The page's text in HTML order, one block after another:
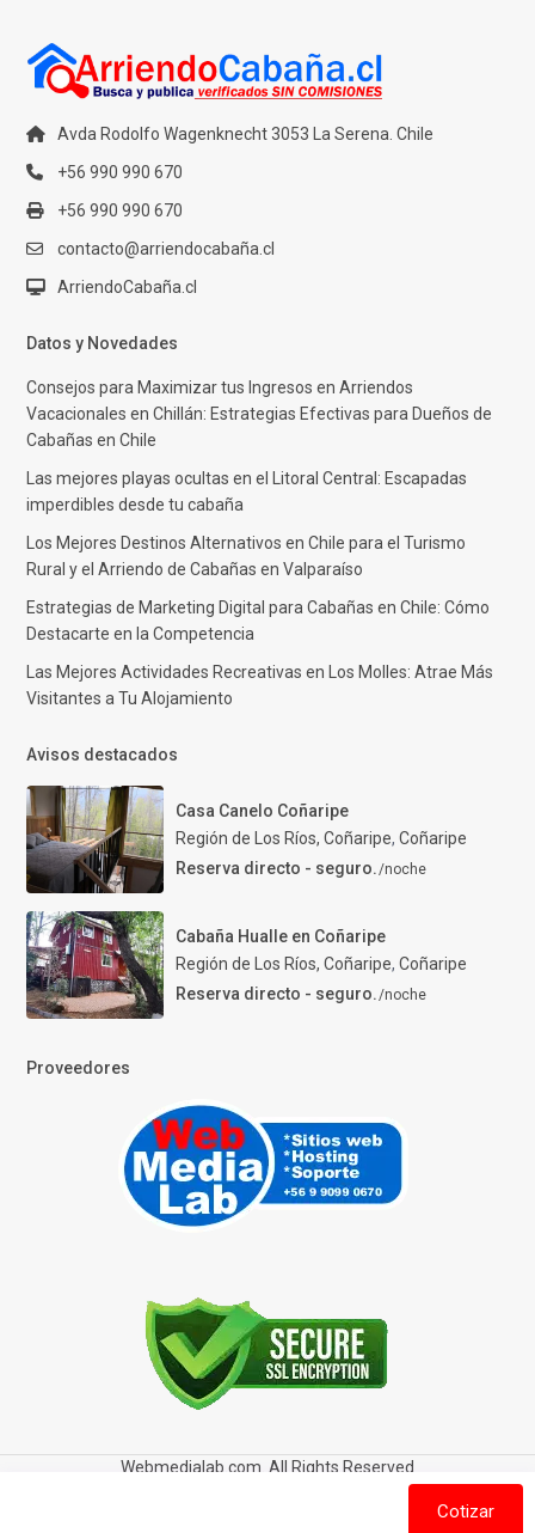
Avda Rodolfo Wagenknecht 3053 La Serena. Chile
+56 990 990 670
+56 990 990 670
contacto@arriendocabaña.cl
ArriendoCabaña.cl
Datos y Novedades
Consejos para Maximizar tus Ingresos en Arriendos
Vacacionales en Chillán: Estrategias Efectivas para Dueños de
Cabañas en Chile
Las mejores playas ocultas en el Litoral Central: Escapadas
imperdibles desde tu cabaña
Los Mejores Destinos Alternativos en Chile para el Turismo
Rural y el Arriendo de Cabañas en Valparaíso
Estrategias de Marketing Digital para Cabañas en Chile: Cómo
Destacarte en la Competencia
Las Mejores Actividades Recreativas en Los Molles: Atrae Más
Visitantes a Tu Alojamiento
Avisos destacados
Casa Canelo Coñaripe
Región de Los Ríos, Coñaripe, Coñaripe
Reserva directo - seguro./noche
Cabaña Hualle en Coñaripe
Región de Los Ríos, Coñaripe, Coñaripe
Reserva directo - seguro./noche
Proveedores
Webmedialab.com. All Rights Reserved
Política de privacidad
Política de Cookies
Cotizar